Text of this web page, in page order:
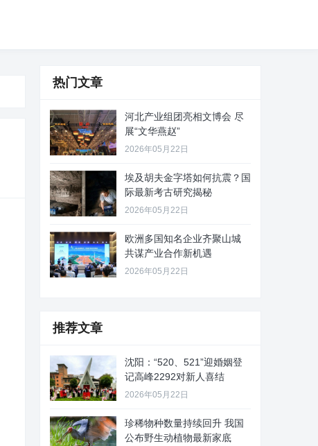
热门文章
河北产业组团亮相文博会 尽
展“文华燕赵”
2026年05月22日
埃及胡夫金字塔如何抗震？国
际最新考古研究揭秘
2026年05月22日
欧洲多国知名企业齐聚山城
共谋产业合作新机遇
2026年05月22日
推荐文章
沈阳：“520、521”迎婚姻登
记高峰2292对新人喜结
2026年05月22日
珍稀物种数量持续回升 我国
公布野生动植物最新家底